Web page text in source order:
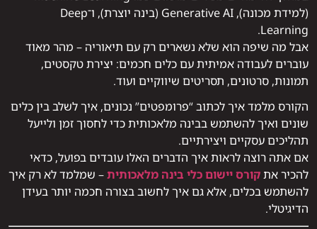
(למידת מכונה), Generative AI (בינה יוצרת), ו־Deep
Learning.
אבל מה שיפה הוא שלא נשארים רק עם תיאוריה – מהר מאוד
עוברים לעבודה אמיתית עם כלים חכמים: יצירת טקסטים,
תמונות, סרטונים, תסריטים שיווקיים ועוד.
הקורס מלמד איך לכתוב “פרומפטים” נכונים, איך לשלב בין כלים
שונים ואיך להשתמש בבינה מלאכותית כדי לחסוך זמן ולייעל
תהליכים עסקיים ויצירתיים.
אם אתה רוצה לראות איך הדברים האלו עובדים בפועל, כדאי
להכיר אתקורס יישום כלי בינה מלאכותית– שמלמד לא רק איך
להשתמש בכלים, אלא גם איך לחשוב בצורה חכמה יותר בעידן
הדיגיטלי.